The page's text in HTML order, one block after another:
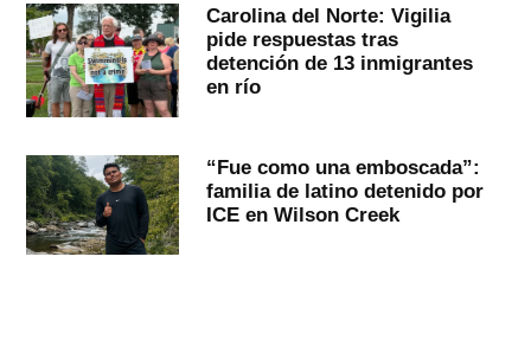
Carolina del Norte: Vigilia
pide respuestas tras
detención de 13 inmigrantes
en río
“Fue como una emboscada”:
familia de latino detenido por
ICE en Wilson Creek